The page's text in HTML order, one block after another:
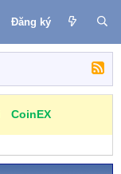
Đăng ký
CoinEX